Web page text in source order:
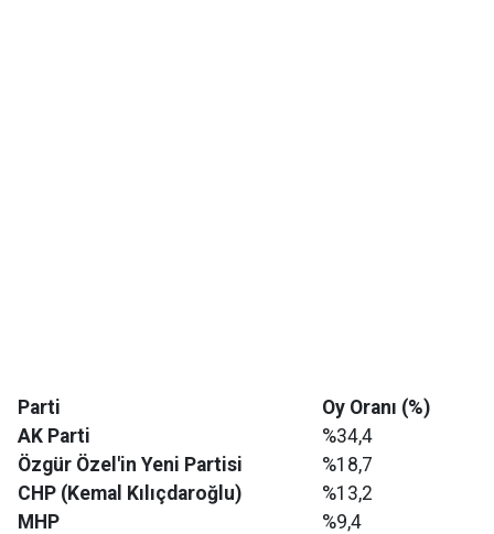
Parti
Oy Oranı (%)
AK Parti
%34,4
Özgür Özel'in Yeni Partisi
%18,7
CHP (Kemal Kılıçdaroğlu)
%13,2
MHP
%9,4